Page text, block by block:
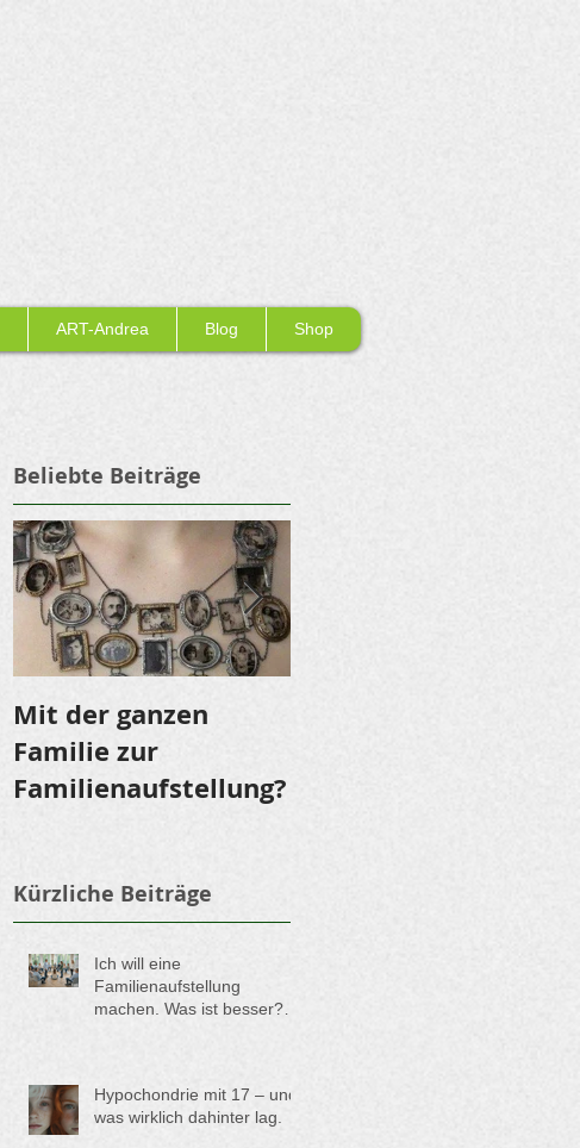
ART-Andrea Blog Shop
Beliebte Beiträge
Mit der ganzen
Familie zur
Familienaufstellung?
Kürzliche Beiträge
Ich will eine
Familienaufstellung
machen. Was ist besser?
buchen?
Hypochondrie mit 17 – und
was wirklich dahinter lag.